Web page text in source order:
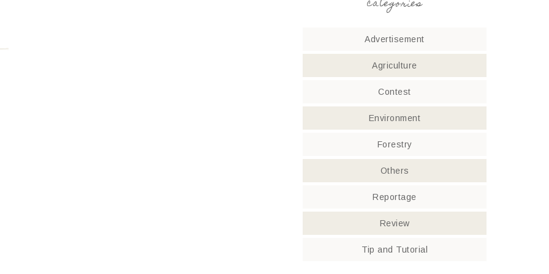
categories
Advertisement
Agriculture
Contest
Environment
Forestry
Others
Reportage
Review
Tip and Tutorial